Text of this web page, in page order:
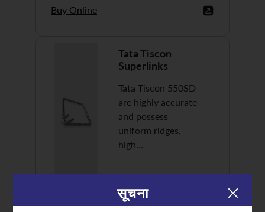
Buy Online
Tata Tiscon
Superlinks
Tata Tiscon 550SD
are highly accurate
and possess
uniform ridges,
high…
सूचना